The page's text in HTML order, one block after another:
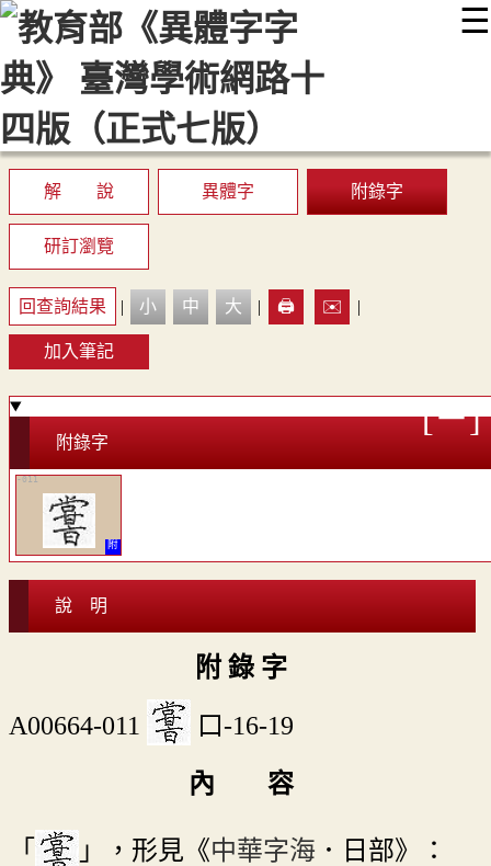
☰
::: 最新消息 常見問題 編輯說明
顯示模式
網站導覽
解 說 異體字 附錄字
研訂瀏覽
回查詢結果 | 小 中 大 | 🖨️ ✉️ |
加入筆記
附錄字
說 明
附 錄 字
A00664-011 口-16-19
內 容
「 」，形見《中華字海 ．日部》：